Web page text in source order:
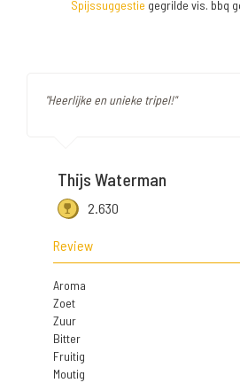
Spijssuggestie gegrilde vis. bbq
"Heerlijke en unieke tripel!"
Thijs Waterman
2.630
Review
Aroma
Zoet
Zuur
Bitter
Fruitig
Moutig